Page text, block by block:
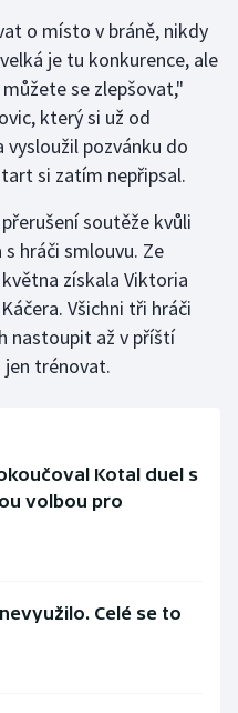
o místo v bráně, nikdy
je tu konkurence, ale
se zlepšovat,"
který si už od
vysloužil pozvánku do
si zatím nepřipsal.
soutěže kvůli
hráči smlouvu. Ze
získala Viktoria
Všichni tři hráči
nastoupit až v příští
jen trénovat.
Kotal duel s
volbou pro
Celé se to